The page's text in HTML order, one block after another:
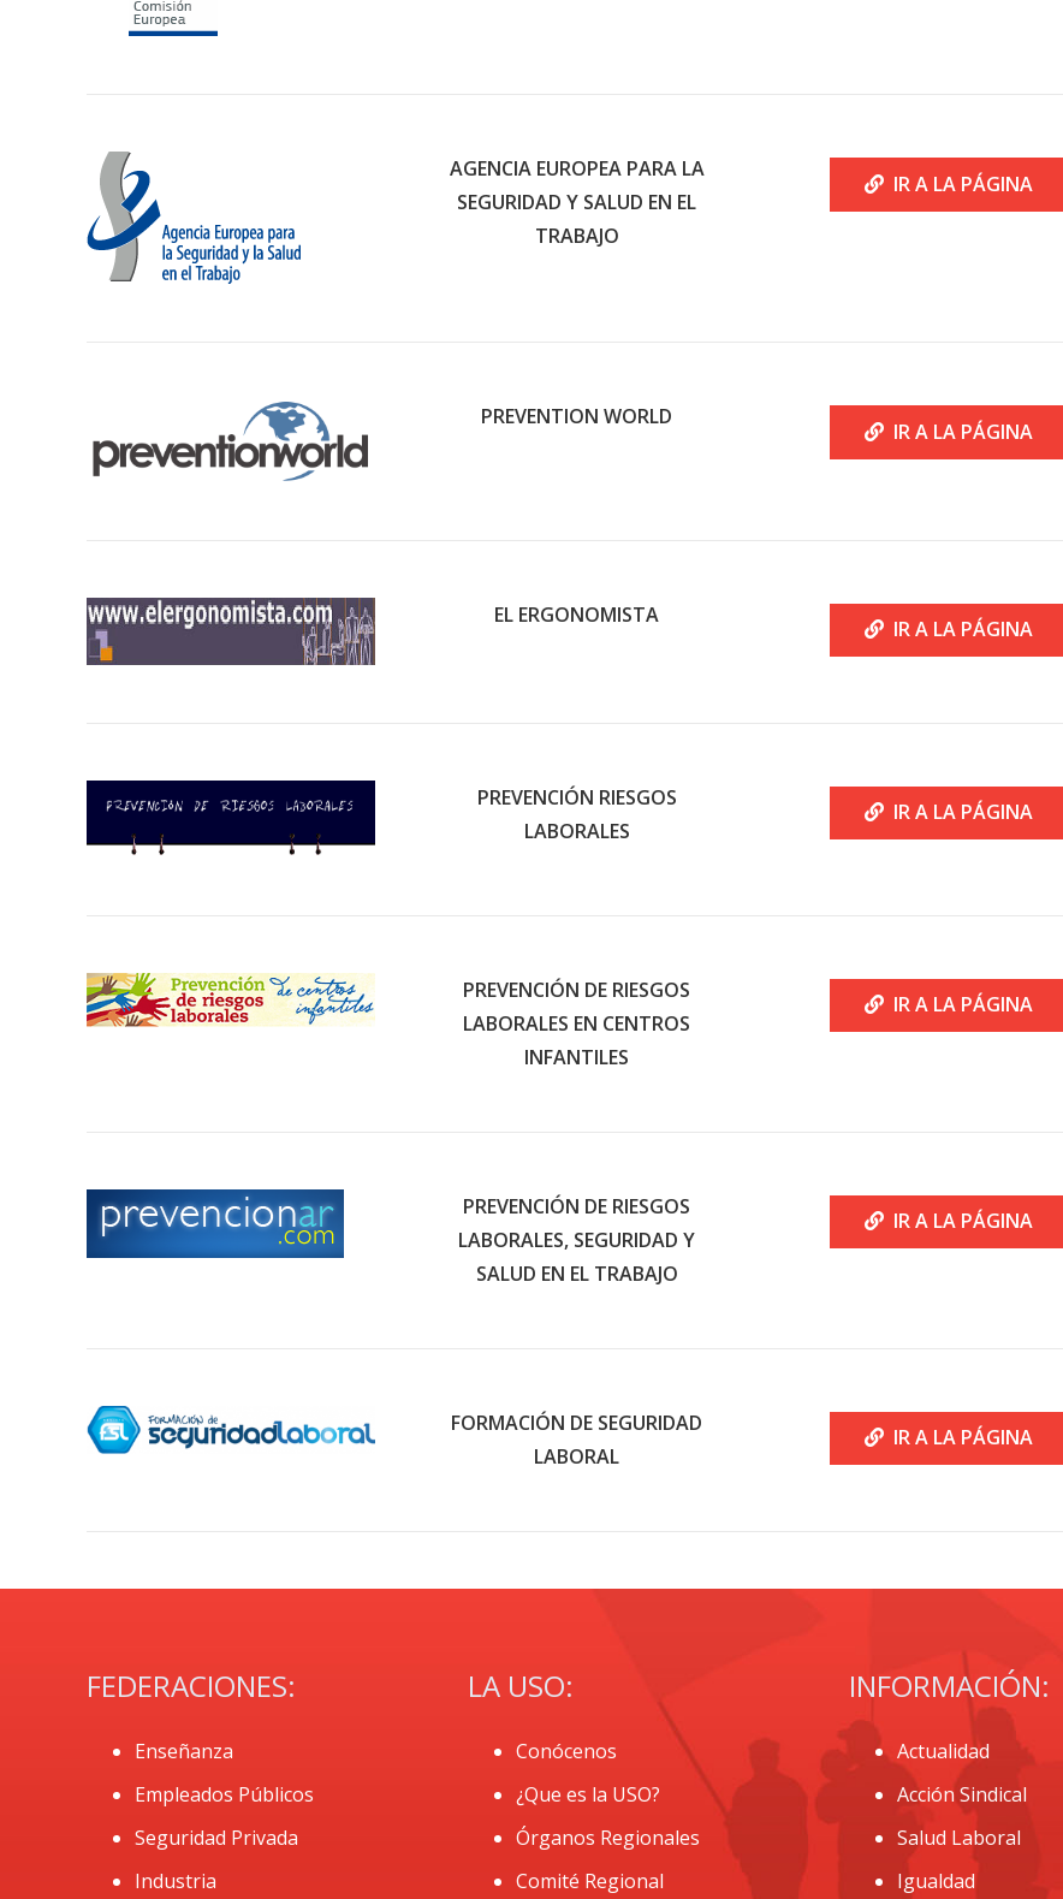
AGENCIA EUROPEA PARA LA
SEGURIDAD Y SALUD EN EL
TRABAJO
IR A LA PÁGINA
PREVENTION WORLD
IR A LA PÁGINA
EL ERGONOMISTA
IR A LA PÁGINA
PREVENCIÓN RIESGOS
LABORALES
IR A LA PÁGINA
PREVENCIÓN DE RIESGOS
LABORALES EN CENTROS
INFANTILES
IR A LA PÁGINA
PREVENCIÓN DE RIESGOS
LABORALES, SEGURIDAD Y
SALUD EN EL TRABAJO
IR A LA PÁGINA
FORMACIÓN DE SEGURIDAD
LABORAL
IR A LA PÁGINA
FEDERACIONES:
Enseñanza
Empleados Públicos
Seguridad Privada
Industria
LA USO:
Conócenos
¿Que es la USO?
Órganos Regionales
Comité Regional
INFORMACIÓN:
Actualidad
Acción Sindical
Salud Laboral
Igualdad